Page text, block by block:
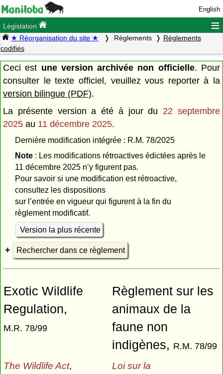
English
Législation ≡
★ Réorganisation du site ★ Règlements
Règlements
codifiés
Ceci est une version archivée non officielle. Pour
consulter le texte officiel, veuillez vous reporter à la
version bilingue (PDF).
La présente version a été à jour du 22 septembre
2025 au 11 décembre 2025.
Dernière modification intégrée : R.M. 78/2025
Note: Les modifications rétroactives édictées après le
11 décembre 2025 n’y figurent pas.
Pour savoir si une modification est rétroactive,
consultez les dispositions
sur l’entrée en vigueur qui figurent à la fin du
règlement modificatif.
Version la plus récente
Rechercher dans ce règlement
Exotic Wildlife
Regulation,
M.R. 78/99
Règlement sur les
animaux de la
faune non
indigènes, R.M. 78/99
The Wildlife Act,
Loi sur la